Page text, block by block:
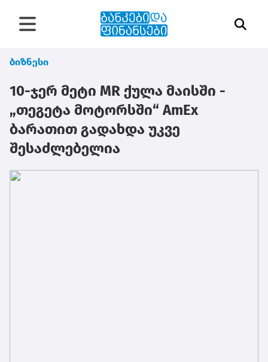
ბიზნესი
10-ჯერ მეტი MR ქულა მაისში -
„თეგეტა მოტორსში“ AmEx
ბარათით გადახდა უკვე
შესაძლებელია